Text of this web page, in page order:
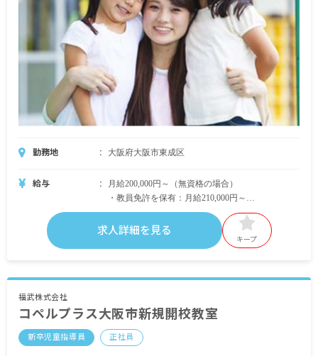
勤務地 大阪府大阪市東成区
給与
月給200,000円～（無資格の場合）
・教員免許を保有：月給210,000円～
・保育士資格を保有：月給240,000円～
・その他の資格保有：月給205,000円～210,000円よ
～16,900円を含みます（超過分別途支給）
・別途支給手当
求人詳細を見る
キープ
福武株式会社
コペルプラス大阪市新規開校教室
新卒児童指導員 正社員